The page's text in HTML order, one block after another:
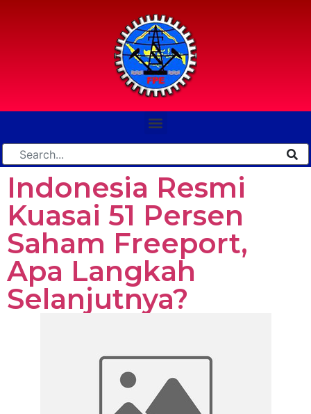
Indonesia Resmi
Kuasai 51 Persen
Saham Freeport,
Apa Langkah
Selanjutnya?